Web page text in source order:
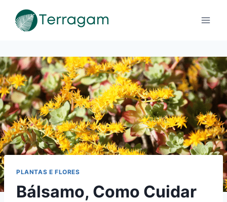
para
PLANTAS E FLORES
Bálsamo, Como Cuidar